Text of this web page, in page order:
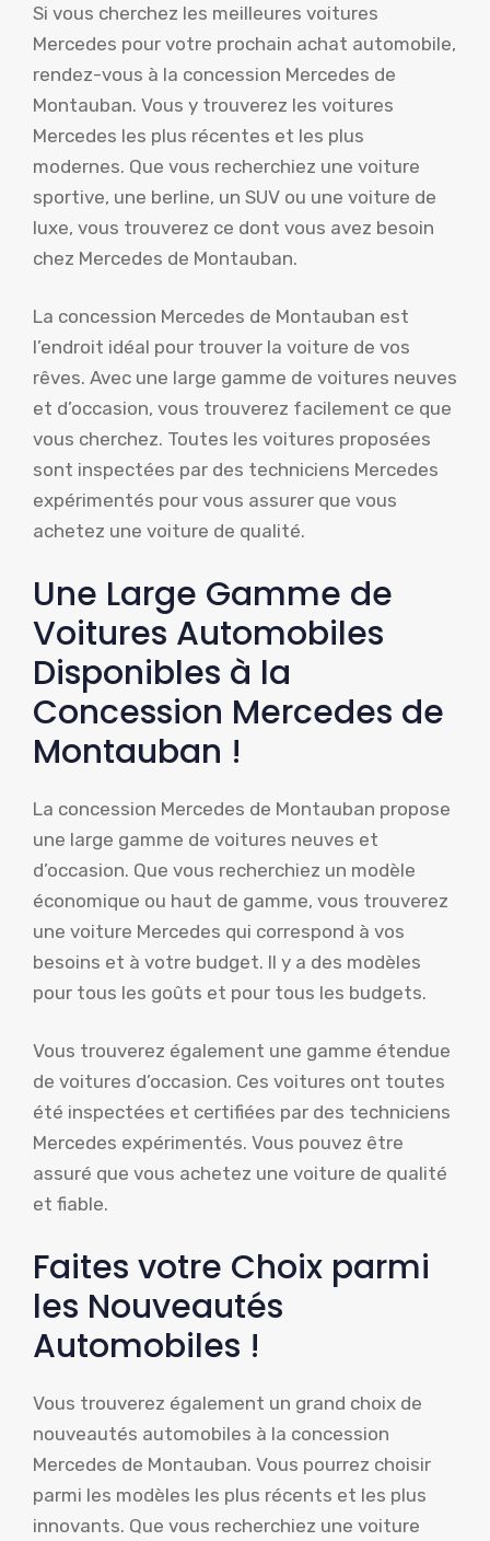
Si vous cherchez les meilleures voitures
Mercedes pour votre prochain achat automobile,
rendez-vous à la concession Mercedes de
Montauban. Vous y trouverez les voitures
Mercedes les plus récentes et les plus
modernes. Que vous recherchiez une voiture
sportive, une berline, un SUV ou une voiture de
luxe, vous trouverez ce dont vous avez besoin
chez Mercedes de Montauban.
La concession Mercedes de Montauban est
l’endroit idéal pour trouver la voiture de vos
rêves. Avec une large gamme de voitures neuves
et d’occasion, vous trouverez facilement ce que
vous cherchez. Toutes les voitures proposées
sont inspectées par des techniciens Mercedes
expérimentés pour vous assurer que vous
achetez une voiture de qualité.
Une Large Gamme de
Voitures Automobiles
Disponibles à la
Concession Mercedes de
Montauban !
La concession Mercedes de Montauban propose
une large gamme de voitures neuves et
d’occasion. Que vous recherchiez un modèle
économique ou haut de gamme, vous trouverez
une voiture Mercedes qui correspond à vos
besoins et à votre budget. Il y a des modèles
pour tous les goûts et pour tous les budgets.
Vous trouverez également une gamme étendue
de voitures d’occasion. Ces voitures ont toutes
été inspectées et certifiées par des techniciens
Mercedes expérimentés. Vous pouvez être
assuré que vous achetez une voiture de qualité
et fiable.
Faites votre Choix parmi
les Nouveautés
Automobiles !
Vous trouverez également un grand choix de
nouveautés automobiles à la concession
Mercedes de Montauban. Vous pourrez choisir
parmi les modèles les plus récents et les plus
innovants. Que vous recherchiez une voiture